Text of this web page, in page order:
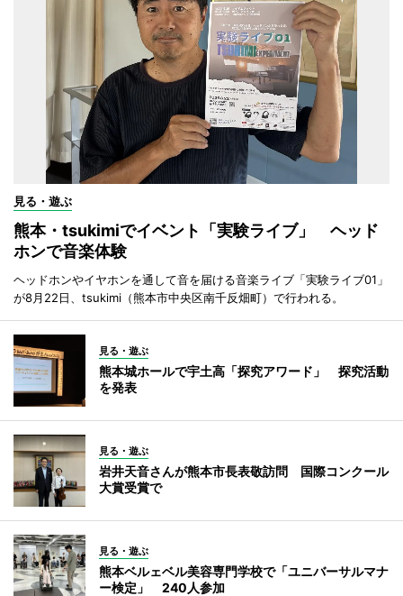
見る・遊ぶ
熊本・tsukimiでイベント「実験ライブ」 ヘッド
ホンで音楽体験
ヘッドホンやイヤホンを通して音を届ける音楽ライブ「実験ライブ01」
が8月22日、tsukimi（熊本市中央区南千反畑町）で行われる。
見る・遊ぶ
熊本城ホールで宇土高「探究アワード」 探究活動
を発表
見る・遊ぶ
岩井天音さんが熊本市長表敬訪問 国際コンクール
大賞受賞で
見る・遊ぶ
熊本ベルェベル美容専門学校で「ユニバーサルマナ
ー検定」 240人参加